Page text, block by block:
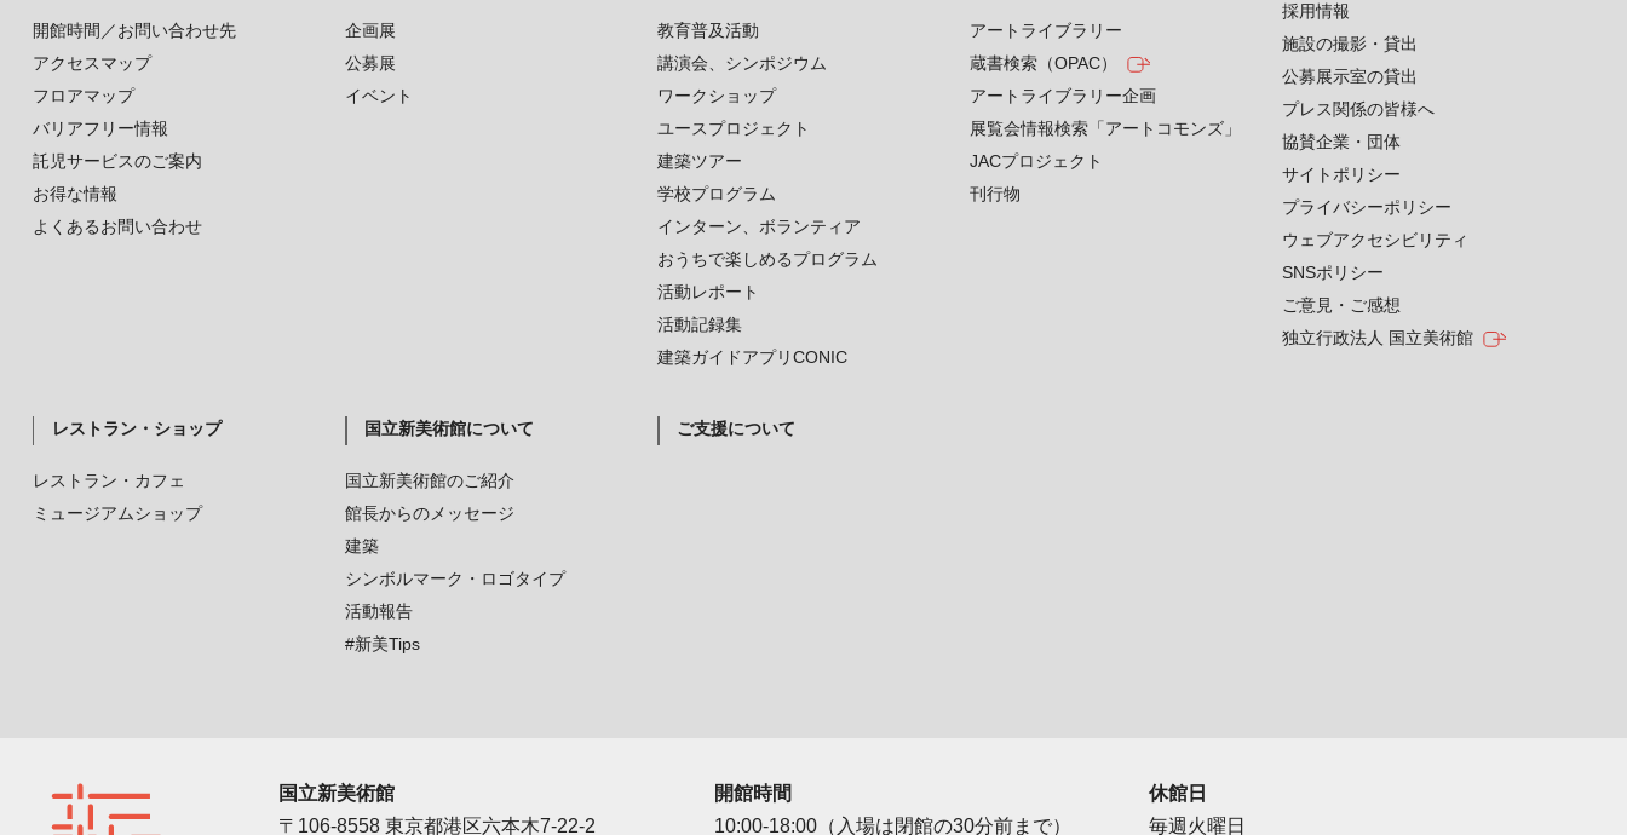
開館時間／お問い合わせ先
アクセスマップ
フロアマップ
バリアフリー情報
託児サービスのご案内
お得な情報
よくあるお問い合わせ
企画展
公募展
イベント
教育普及活動
講演会、シンポジウム
ワークショップ
ユースプロジェクト
建築ツアー
学校プログラム
インターン、ボランティア
おうちで楽しめるプログラム
活動レポート
活動記録集
建築ガイドアプリCONIC
アートライブラリー
蔵書検索（OPAC）
アートライブラリー企画
展覧会情報検索「アートコモンズ」
JACプロジェクト
刊行物
レストラン・ショップ
レストラン・カフェ
ミュージアムショップ
国立新美術館について
国立新美術館のご紹介
館長からのメッセージ
建築
シンボルマーク・ロゴタイプ
活動報告
#新美Tips
ご支援について
採用情報
施設の撮影・貸出
公募展示室の貸出
プレス関係の皆様へ
協賛企業・団体
サイトポリシー
プライバシーポリシー
ウェブアクセシビリティ
SNSポリシー
ご意見・ご感想
独立行政法人 国立美術館
国立新美術館
〒106-8558 東京都港区六本木7-22-2
開館時間
10:00-18:00（入場は閉館の30分前まで）
休館日
毎週火曜日